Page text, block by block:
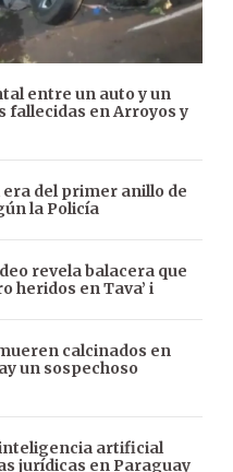
entre un auto y un
fallecidas en Arroyos y
era del primer anillo de
la Policía
revela balacera que
heridos en Tava’ i
calcinados en
un sospechoso
inteligencia artificial
jurídicas en Paraguay